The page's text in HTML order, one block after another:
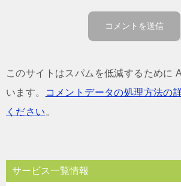
このサイトはスパムを低減するために
います。
コメントデータの処理方法の
ください 。
サービス一覧情報